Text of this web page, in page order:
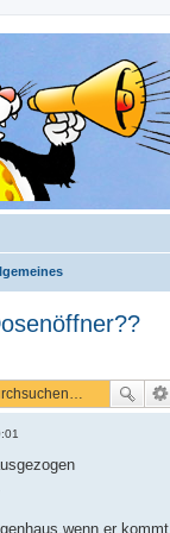
er kommt